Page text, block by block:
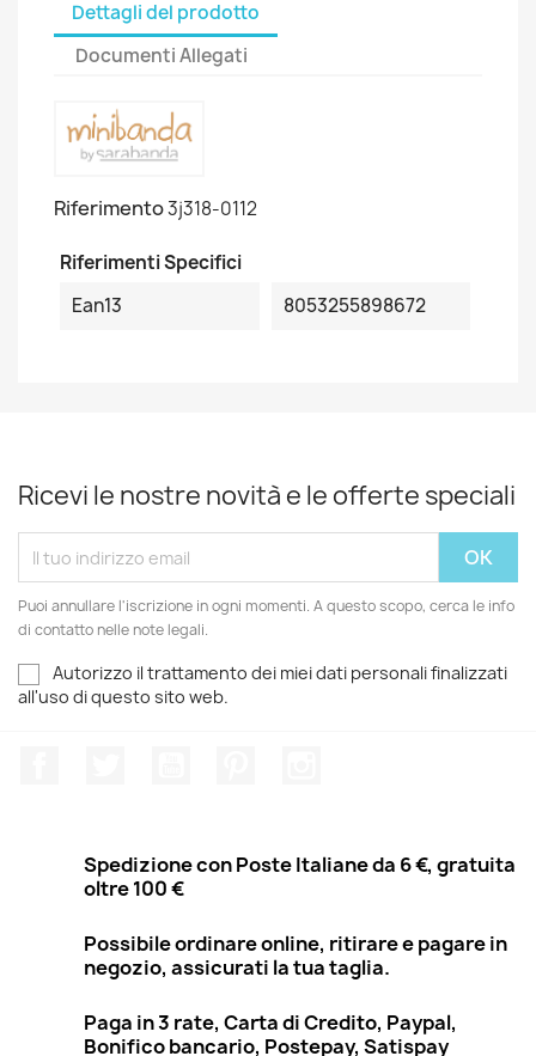
Dettagli del prodotto
Documenti Allegati
Riferimento3j318-0112
Riferimenti Specifici
Ean13
8053255898672
Ricevi le nostre novità e le offerte speciali
Puoi annullare l'iscrizione in ogni momenti. A questo scopo, cerca le info
di contatto nelle note legali.
Autorizzo il trattamento dei miei dati personali finalizzati
all'uso di questo sito web.
Spedizione con Poste Italiane da 6 €, gratuita
oltre 100 €
Possibile ordinare online, ritirare e pagare in
negozio, assicurati la tua taglia.
Paga in 3 rate, Carta di Credito, Paypal,
Bonifico bancario, Postepay, Satispay